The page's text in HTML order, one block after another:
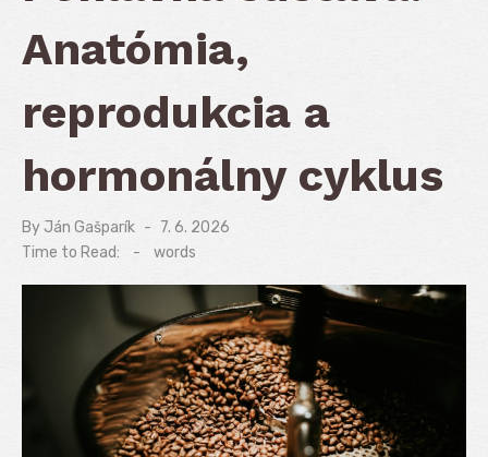
Anatómia,
reprodukcia a
hormonálny cyklus
By Ján Gašparík
Posted
on
7. 6. 2026
Time to Read:
- words